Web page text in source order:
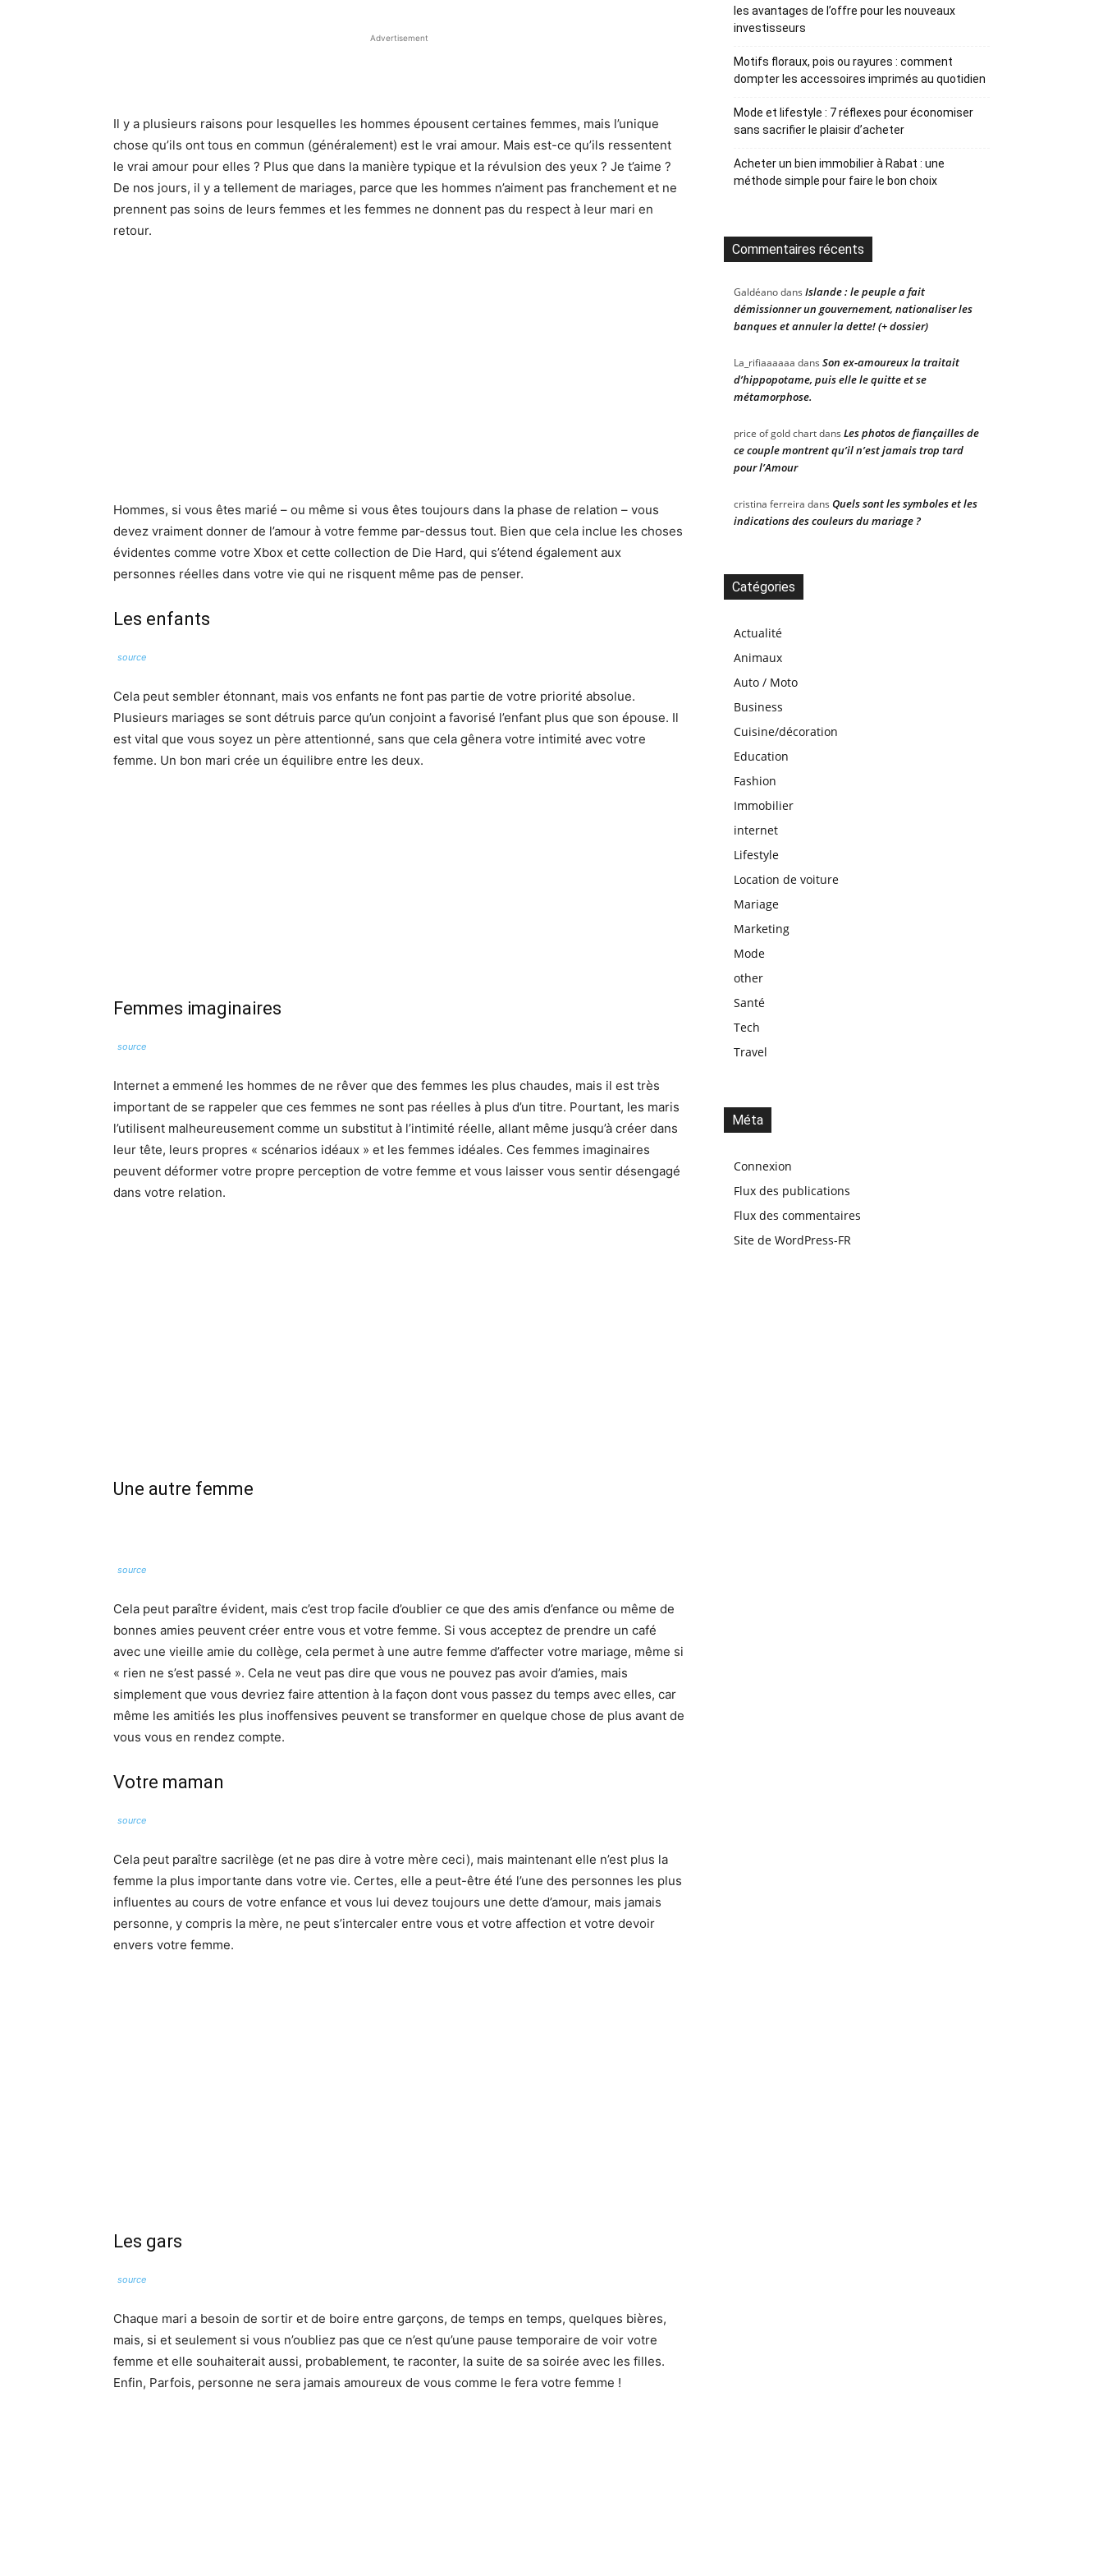
Advertisement
Il y a plusieurs raisons pour lesquelles les hommes épousent certaines femmes, mais l’unique
chose qu’ils ont tous en commun (généralement) est le vrai amour. Mais est-ce qu’ils ressentent
le vrai amour pour elles ? Plus que dans la manière typique et la révulsion des yeux ? Je t’aime ?
De nos jours, il y a tellement de mariages, parce que les hommes n’aiment pas franchement et ne
prennent pas soins de leurs femmes et les femmes ne donnent pas du respect à leur mari en
retour.
Hommes, si vous êtes marié – ou même si vous êtes toujours dans la phase de relation – vous
devez vraiment donner de l’amour à votre femme par-dessus tout. Bien que cela inclue les choses
évidentes comme votre Xbox et cette collection de Die Hard, qui s’étend également aux
personnes réelles dans votre vie qui ne risquent même pas de penser.
Les enfants
source
Cela peut sembler étonnant, mais vos enfants ne font pas partie de votre priorité absolue.
Plusieurs mariages se sont détruis parce qu’un conjoint a favorisé l’enfant plus que son épouse. Il
est vital que vous soyez un père attentionné, sans que cela gênera votre intimité avec votre
femme. Un bon mari crée un équilibre entre les deux.
Femmes imaginaires
source
Internet a emmené les hommes de ne rêver que des femmes les plus chaudes, mais il est très
important de se rappeler que ces femmes ne sont pas réelles à plus d’un titre. Pourtant, les maris
l’utilisent malheureusement comme un substitut à l’intimité réelle, allant même jusqu’à créer dans
leur tête, leurs propres « scénarios idéaux » et les femmes idéales. Ces femmes imaginaires
peuvent déformer votre propre perception de votre femme et vous laisser vous sentir désengagé
dans votre relation.
Une autre femme
source
Cela peut paraître évident, mais c’est trop facile d’oublier ce que des amis d’enfance ou même de
bonnes amies peuvent créer entre vous et votre femme. Si vous acceptez de prendre un café
avec une vieille amie du collège, cela permet à une autre femme d’affecter votre mariage, même si
« rien ne s’est passé ». Cela ne veut pas dire que vous ne pouvez pas avoir d’amies, mais
simplement que vous devriez faire attention à la façon dont vous passez du temps avec elles, car
même les amitiés les plus inoffensives peuvent se transformer en quelque chose de plus avant de
vous vous en rendez compte.
Votre maman
source
Cela peut paraître sacrilège (et ne pas dire à votre mère ceci), mais maintenant elle n’est plus la
femme la plus importante dans votre vie. Certes, elle a peut-être été l’une des personnes les plus
influentes au cours de votre enfance et vous lui devez toujours une dette d’amour, mais jamais
personne, y compris la mère, ne peut s’intercaler entre vous et votre affection et votre devoir
envers votre femme.
Les gars
source
Chaque mari a besoin de sortir et de boire entre garçons, de temps en temps, quelques bières,
mais, si et seulement si vous n’oubliez pas que ce n’est qu’une pause temporaire de voir votre
femme et elle souhaiterait aussi, probablement, te raconter, la suite de sa soirée avec les filles.
Enfin, Parfois, personne ne sera jamais amoureux de vous comme le fera votre femme !
les avantages de l’offre pour les nouveaux
investisseurs
Motifs floraux, pois ou rayures : comment
dompter les accessoires imprimés au quotidien
Mode et lifestyle : 7 réflexes pour économiser
sans sacrifier le plaisir d’acheter
Acheter un bien immobilier à Rabat : une
méthode simple pour faire le bon choix
Commentaires récents
Galdéanodans Islande : le peuple a fait
démissionner un gouvernement, nationaliser les
banques et annuler la dette! (+ dossier)
La_rifiaaaaaa dans Son ex-amoureux la traitait
d’hippopotame, puis elle le quitte et se
métamorphose.
price of gold chartdans Les photos de fiançailles de
ce couple montrent qu’il n’est jamais trop tard
pour l’Amour
cristina ferreira dans Quels sont les symboles et les
indications des couleurs du mariage ?
Catégories
Actualité
Animaux
Auto / Moto
Business
Cuisine/décoration
Education
Fashion
Immobilier
internet
Lifestyle
Location de voiture
Mariage
Marketing
Mode
other
Santé
Tech
Travel
Méta
Connexion
Flux des publications
Flux des commentaires
Site de WordPress-FR